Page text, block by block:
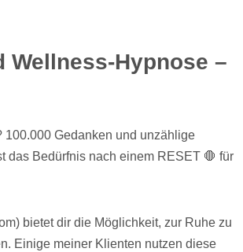
Wellness-Hypnose –
100.000 Gedanken und unzählige
das Bedürfnis nach einem RESET 🛑 für
bietet dir die Möglichkeit, zur Ruhe zu
Einige meiner Klienten nutzen diese